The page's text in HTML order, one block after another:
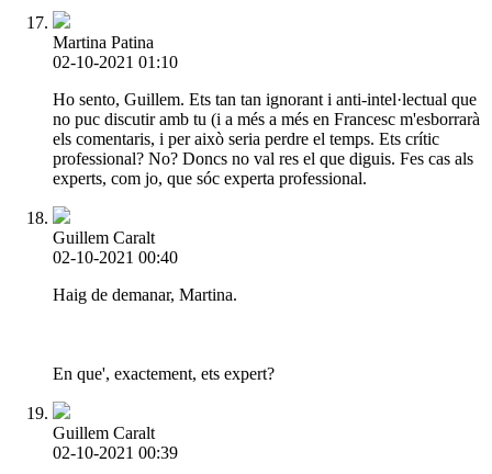
Martina Patina
02-10-2021 01:10
Ho sento, Guillem. Ets tan tan ignorant i anti-intel·lectual que
no puc discutir amb tu (i a més a més en Francesc m'esborrarà
els comentaris, i per això seria perdre el temps. Ets crític
professional? No? Doncs no val res el que diguis. Fes cas als
experts, com jo, que sóc experta professional.
Guillem Caralt
02-10-2021 00:40
Haig de demanar, Martina.
En que', exactement, ets expert?
Guillem Caralt
02-10-2021 00:39